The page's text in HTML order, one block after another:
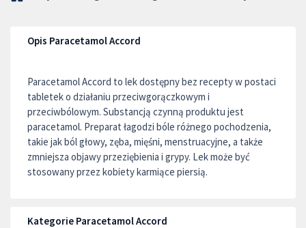
Opis Paracetamol Accord
Paracetamol Accord to lek dostępny bez recepty w postaci
tabletek o działaniu przeciwgorączkowym i
przeciwbólowym. Substancją czynną produktu jest
paracetamol. Preparat łagodzi bóle różnego pochodzenia,
takie jak ból głowy, zęba, mięśni, menstruacyjne, a także
zmniejsza objawy przeziębienia i grypy. Lek może być
stosowany przez kobiety karmiące piersią.
Kategorie Paracetamol Accord